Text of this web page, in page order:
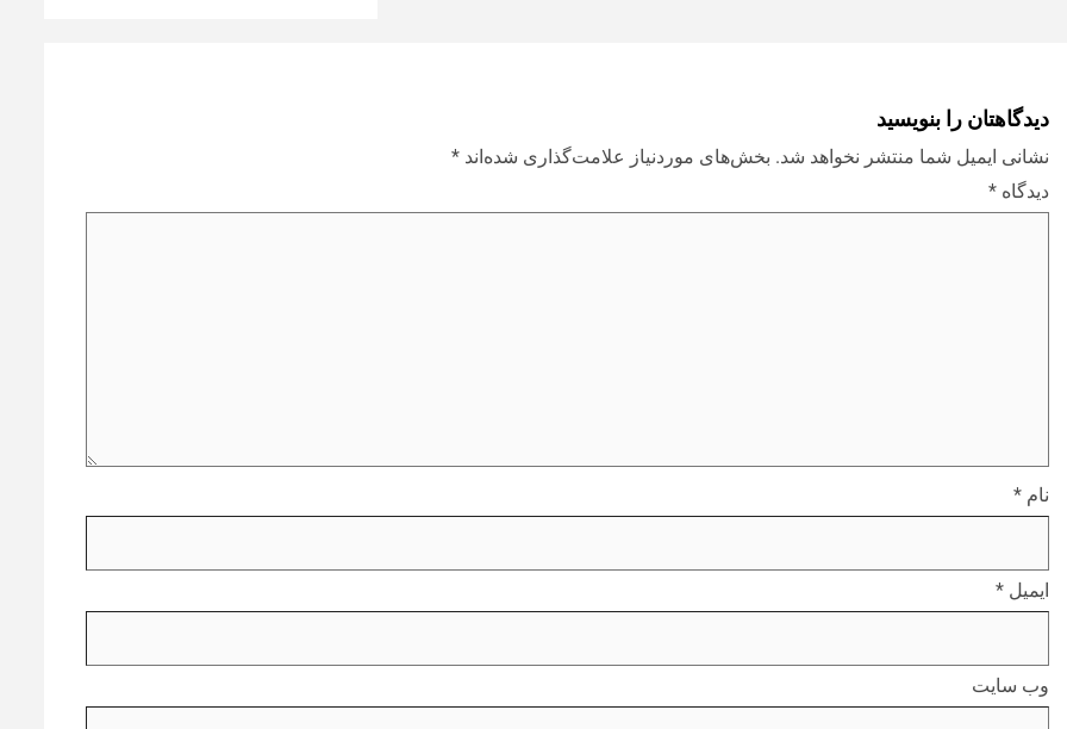
دیدگاهتان را بنویسید
نشانی ایمیل شما منتشر نخواهد شد. بخش‌های موردنیاز علامت‌گذاری شده‌اند *
دیدگاه *
نام *
ایمیل *
وب‌ سایت